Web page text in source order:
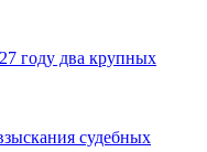
году два крупных
судебных